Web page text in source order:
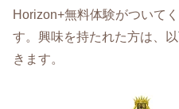
Horizon+無料体験がついて
す。興味を持たれた方は、
きます。